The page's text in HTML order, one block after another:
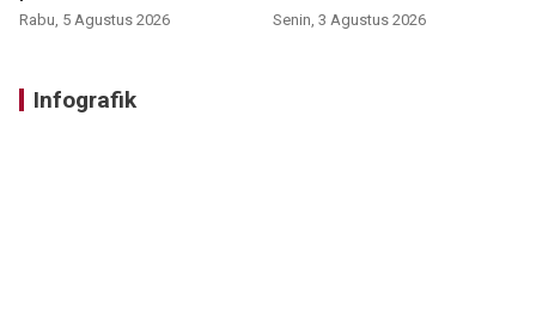
Rabu, 5 Agustus 2026 Senin, 3 Agustus 2026
Infografik